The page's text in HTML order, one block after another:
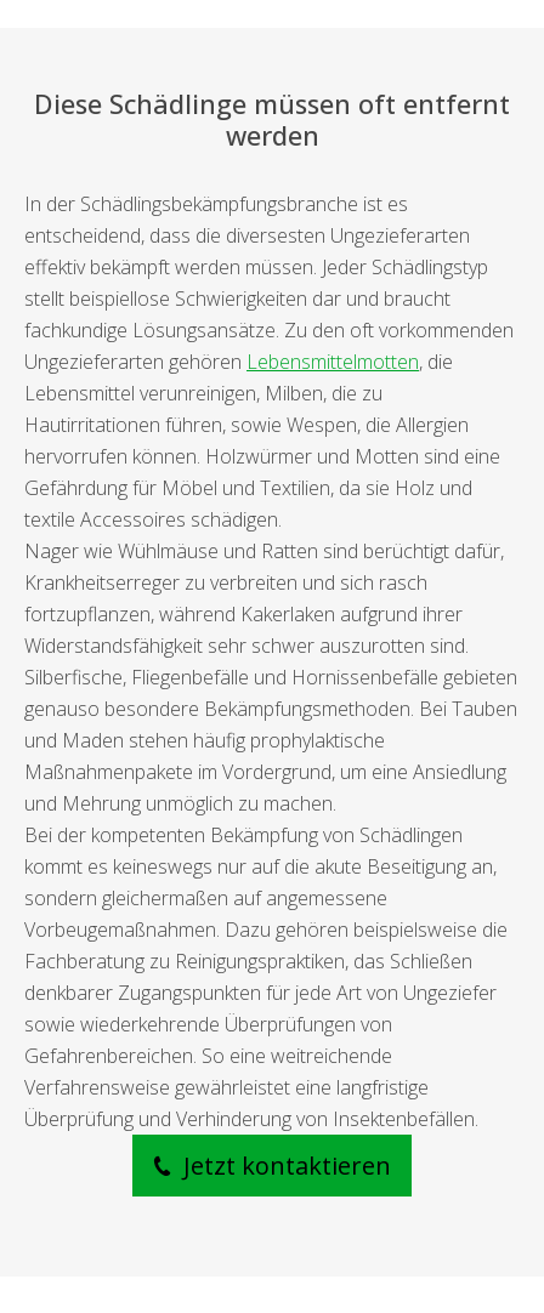
Diese Schädlinge müssen oft entfernt
werden
In der Schädlingsbekämpfungsbranche ist es
entscheidend, dass die diversesten Ungezieferarten
effektiv bekämpft werden müssen. Jeder Schädlingstyp
stellt beispiellose Schwierigkeiten dar und braucht
fachkundige Lösungsansätze. Zu den oft vorkommenden
Ungezieferarten gehören Lebensmittelmotten, die
Lebensmittel verunreinigen, Milben, die zu
Hautirritationen führen, sowie Wespen, die Allergien
hervorrufen können. Holzwürmer und Motten sind eine
Gefährdung für Möbel und Textilien, da sie Holz und
textile Accessoires schädigen.
Nager wie Wühlmäuse und Ratten sind berüchtigt dafür,
Krankheitserreger zu verbreiten und sich rasch
fortzupflanzen, während Kakerlaken aufgrund ihrer
Widerstandsfähigkeit sehr schwer auszurotten sind.
Silberfische, Fliegenbefälle und Hornissenbefälle gebieten
genauso besondere Bekämpfungsmethoden. Bei Tauben
und Maden stehen häufig prophylaktische
Maßnahmenpakete im Vordergrund, um eine Ansiedlung
und Mehrung unmöglich zu machen.
Bei der kompetenten Bekämpfung von Schädlingen
kommt es keineswegs nur auf die akute Beseitigung an,
sondern gleichermaßen auf angemessene
Vorbeugemaßnahmen. Dazu gehören beispielsweise die
Fachberatung zu Reinigungspraktiken, das Schließen
denkbarer Zugangspunkten für jede Art von Ungeziefer
sowie wiederkehrende Überprüfungen von
Gefahrenbereichen. So eine weitreichende
Verfahrensweise gewährleistet eine langfristige
Überprüfung und Verhinderung von Insektenbefällen.
Jetzt kontaktieren